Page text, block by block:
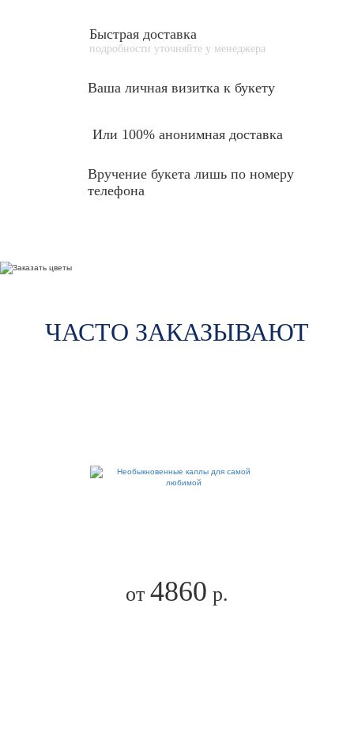
Быстрая доставка
подробности уточняйте у менеджера
Ваша личная визитка к букету
Или 100% анонимная доставка
Вручение букета лишь по номеру
телефона
ЧАСТО ЗАКАЗЫВАЮТ
от 4860 р.